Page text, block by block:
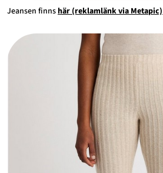
Jeansen finnshär (reklamlänk via Metapic)